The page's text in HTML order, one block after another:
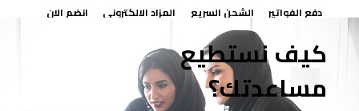
دفع الفواتير الشحن السريع المزاد الالكتروني انضم الان
كيف نستطيع
مساعدتك؟